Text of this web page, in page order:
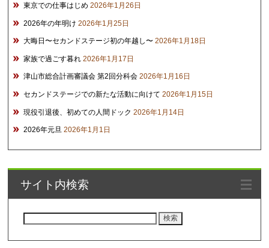
東京での仕事はじめ 2026年1月26日
2026年の年明け 2026年1月25日
大晦日〜セカンドステージ初の年越し〜 2026年1月18日
家族で過ごす暮れ 2026年1月17日
津山市総合計画審議会 第2回分科会 2026年1月16日
セカンドステージでの新たな活動に向けて 2026年1月15日
現役引退後、初めての人間ドック 2026年1月14日
2026年元旦 2026年1月1日
サイト内検索